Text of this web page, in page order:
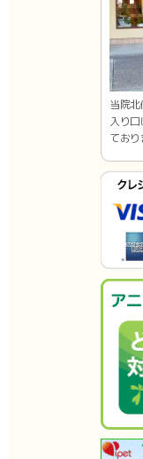
当院北
入り
ており